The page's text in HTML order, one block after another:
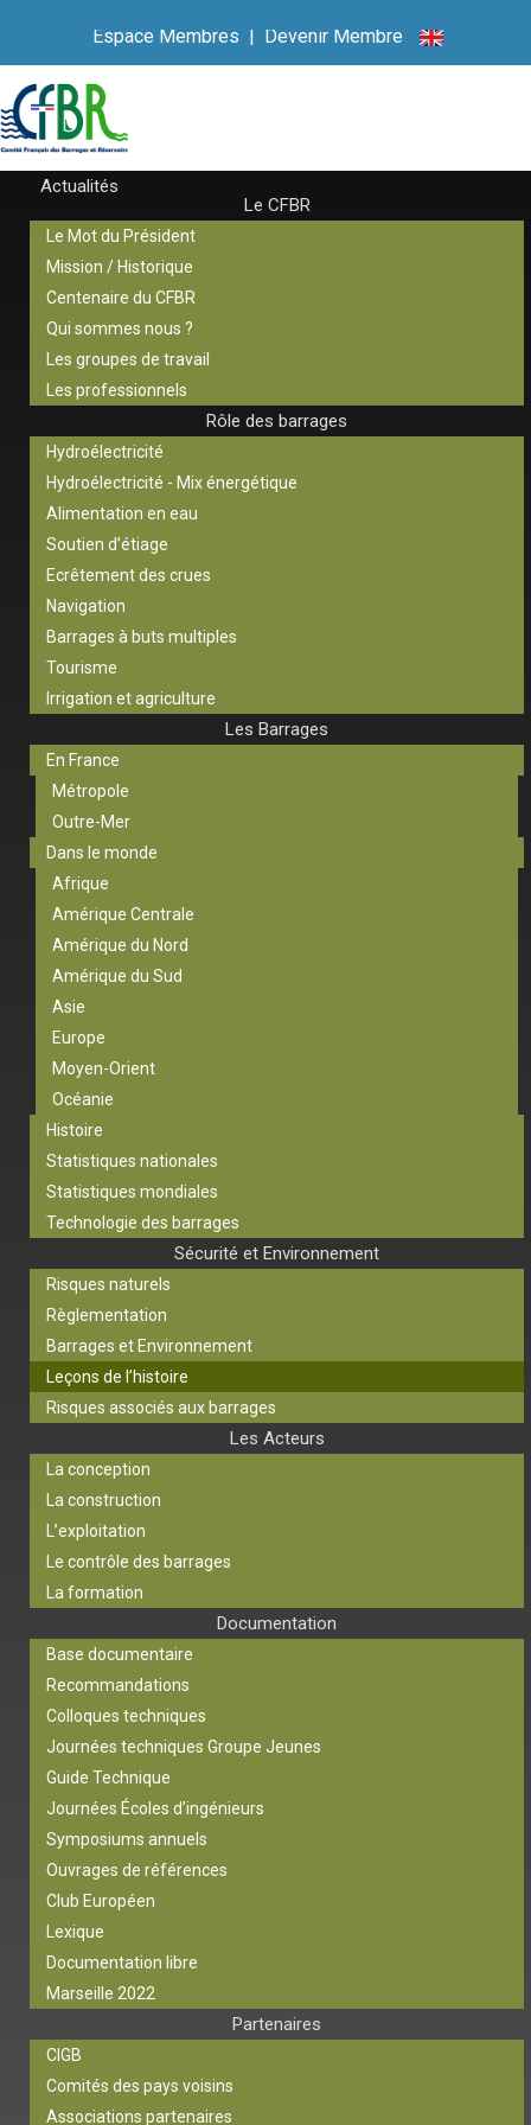
Espace Membres | Devenir Membre
Actualités
Le CFBR
Le Mot du Président
Mission / Historique
Centenaire du CFBR
Qui sommes nous ?
Les groupes de travail
Les professionnels
Rôle des barrages
Hydroélectricité
Hydroélectricité - Mix énergétique
Alimentation en eau
Soutien d’étiage
Ecrêtement des crues
Navigation
Barrages à buts multiples
Tourisme
Irrigation et agriculture
Les Barrages
En France
Métropole
Outre-Mer
Dans le monde
Afrique
Amérique Centrale
Amérique du Nord
Amérique du Sud
Asie
Europe
Moyen-Orient
Océanie
Histoire
Statistiques nationales
Statistiques mondiales
Technologie des barrages
Sécurité et Environnement
Risques naturels
Règlementation
Barrages et Environnement
Leçons de l’histoire
Risques associés aux barrages
Les Acteurs
La conception
La construction
L’exploitation
Le contrôle des barrages
La formation
Documentation
Base documentaire
Recommandations
Colloques techniques
Journées techniques Groupe Jeunes
Guide Technique
Journées Écoles d’ingénieurs
Symposiums annuels
Ouvrages de références
Club Européen
Lexique
Documentation libre
Marseille 2022
Partenaires
CIGB
Comités des pays voisins
Associations partenaires